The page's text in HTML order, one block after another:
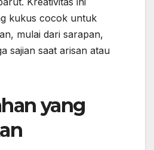
kukus cocok untuk
mulai dari sarapan,
sajian saat arisan atau
yang